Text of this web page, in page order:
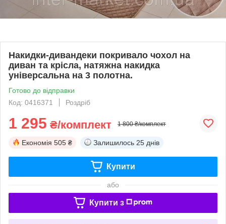
Накидки-дивандеки покривало чохол на
диван та крісла, натяжна накидка
універсальна на 3 полотна.
Готово до відправки
Код: 0416371
Роздріб
1 295 ₴/комплект 1 800 ₴/комплект
Економія 505 ₴ Залишилось 25 днів
Купити
або
Купити з